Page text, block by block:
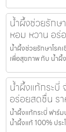
น้ำผึ้งช่วยรักษ
หอม หวาน อร่
น้ำผึ้งช่วยรักษาโรค
เพื่อสุขภาพ กับ น้ำผึ้
น้ำผึ้งแท้กระบี่
อร่อยสดชื่น ร
น้ำผึ้งแท้กระบี่ ฟาร์
น้ำผึ้งแท้ 100% ปร